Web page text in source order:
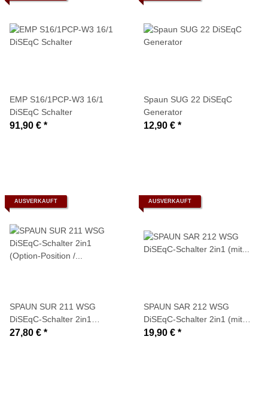
EMP S16/1PCP-W3 16/1
DiSEqC Schalter
91,90 € *
Spaun SUG 22 DiSEqC
Generator
12,90 € *
AUSVERKAUFT
SPAUN SUR 211 WSG
DiSEqC-Schalter 2in1
(Option-Position / mit
27,80 € *
AUSVERKAUFT
SPAUN SAR 212 WSG
DiSEqC-Schalter 2in1 (mit
Wetterschutzgehäuse)
19,90 € *